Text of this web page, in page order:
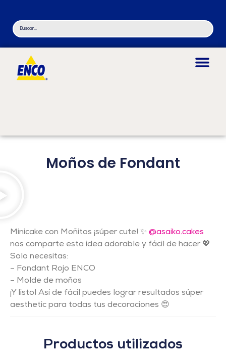
Moños de Fondant
Minicake con Moñitos ¡súper cute! ✨ @asaiko.cakes
nos comparte esta idea adorable y fácil de hacer 💖
Solo necesitas:
– Fondant Rojo ENCO
– Molde de moños
¡Y listo! Así de fácil puedes lograr resultados súper
aesthetic para todas tus decoraciones 😍
Productos utilizados